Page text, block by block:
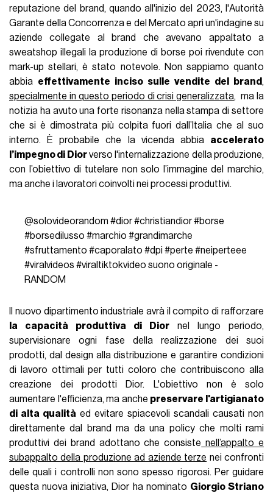
reputazione del brand, quando all'inizio del 2023, l'Autorità
Garante della Concorrenza e del Mercato aprì un'indagine su
aziende collegate al brand che avevano appaltato a
sweatshop illegali la produzione di borse poi rivendute con
mark-up stellari, è stato notevole. Non sappiamo quanto
abbia effettivamente inciso sulle vendite del brand ,
specialmente in questo periodo di crisi generalizzata, ma la
notizia ha avuto una forte risonanza nella stampa di settore
che si è dimostrata più colpita fuori dall’Italia che al suo
interno. È probabile che la vicenda abbia accelerato
l’impegno di Diorverso l'internalizzazione della produzione,
con l’obiettivo di tutelare non solo l’immagine del marchio,
ma anche i lavoratori coinvolti nei processi produttivi.
@solovideorandom #dior#christiandior#borse
#borsedilusso #marchio #grandimarche
#sfruttamento #caporalato #dpi #perte #neiperteee
#viralvideos #viraltiktokvideo suono originale -
RANDOM
Il nuovo dipartimento industriale avrà il compito di rafforzare
la capacità produttiva di Dior nel lungo periodo,
supervisionare ogni fase della realizzazione dei suoi
prodotti, dal design alla distribuzione e garantire condizioni
di lavoro ottimali per tutti coloro che contribuiscono alla
creazione dei prodotti Dior. L'obiettivo non è solo
aumentare l'efficienza, ma anche preservare l'artigianato
di alta qualità ed evitare spiacevoli scandali causati non
direttamente dal brand ma da una policy che molti rami
produttivi dei brand adottano che consiste nell’appalto e
subappalto della produzione ad aziende terze nei confronti
delle quali i controlli non sono spesso rigorosi. Per guidare
questa nuova iniziativa, Dior ha nominato Giorgio Striano